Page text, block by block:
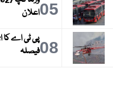
05اعلان
08پی ٹی اے کا
فیصلہ